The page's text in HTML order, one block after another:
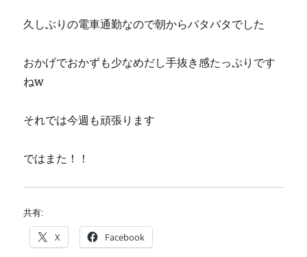
久しぶりの電車通勤なので朝からバタバタでした
おかげでおかずも少なめだし手抜き感たっぷりです
ねw
それでは今週も頑張ります
ではまた！！
共有:
X Facebook